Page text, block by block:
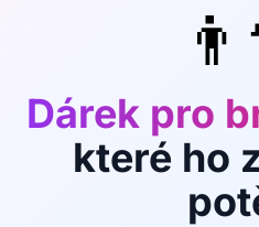
Dárek pro
které ho